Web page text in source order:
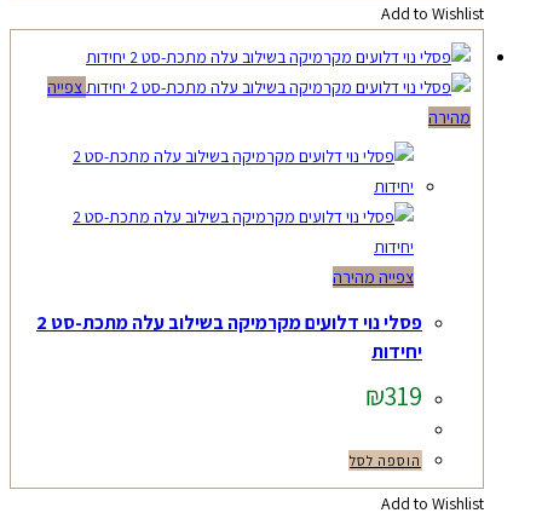
Add to Wishlist
צפייה
מהירה
צפייה מהירה
פסלי נוי דלועים מקרמיקה בשילוב עלה מתכת-סט 2
יחידות
₪319
הוספה לסל
Add to Wishlist